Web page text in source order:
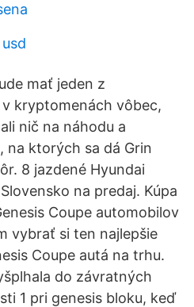
mať jeden z
kryptomenách vôbec,
nič na náhodu a
na ktorých sa dá Grin
8 jazdené Hyundai
na predaj. Kúpa
Coupe automobilov
vybrať si ten najlepšie
Coupe autá na trhu.
do závratných
1 pri genesis bloku, keď